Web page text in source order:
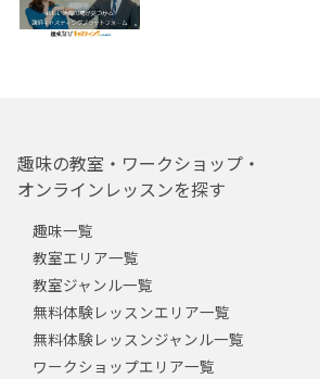
趣味の教室・ワークショップ・
オンラインレッスンを探す
趣味一覧
教室エリア一覧
教室ジャンル一覧
無料体験レッスンエリア一覧
無料体験レッスンジャンル一覧
ワークショップエリア一覧